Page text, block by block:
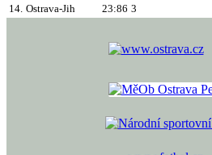
14. Ostrava-Jih 23:86 3